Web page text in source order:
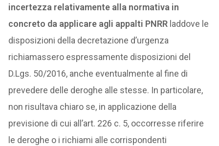
incertezza relativamente alla normativa in
concreto da applicare agli appalti PNRR laddove le
disposizioni della decretazione d’urgenza
richiamassero espressamente disposizioni del
D.Lgs. 50/2016, anche eventualmente al fine di
prevedere delle deroghe alle stesse. In particolare,
non risultava chiaro se, in applicazione della
previsione di cui all’art. 226 c. 5, occorresse riferire
le deroghe o i richiami alle corrispondenti